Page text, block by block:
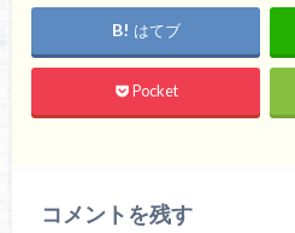
はてブ
Pocket
コメントを残す